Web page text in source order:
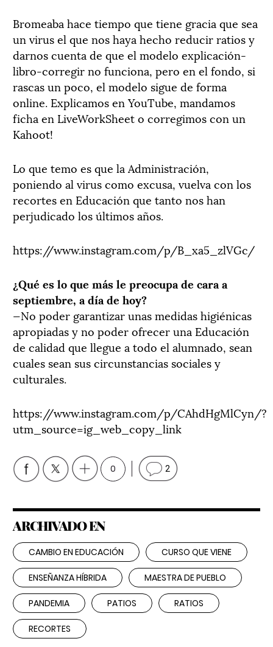
Bromeaba hace tiempo que tiene gracia que sea
un virus el que nos haya hecho reducir ratios y
darnos cuenta de que el modelo explicación-
libro-corregir no funciona, pero en el fondo, si
rascas un poco, el modelo sigue de forma
online. Explicamos en YouTube, mandamos
ficha en LiveWorkSheet o corregimos con un
Kahoot!
Lo que temo es que la Administración,
poniendo al virus como excusa, vuelva con los
recortes en Educación que tanto nos han
perjudicado los últimos años.
https://www.instagram.com/p/B_xa5_zlVGc/
¿Qué es lo que más le preocupa de cara a
septiembre, a día de hoy?
—No poder garantizar unas medidas higiénicas
apropiadas y no poder ofrecer una Educación
de calidad que llegue a todo el alumnado, sean
cuales sean sus circunstancias sociales y
culturales.
https://www.instagram.com/p/CAhdHgMlCyn/?
utm_source=ig_web_copy_link
0 2
ARCHIVADO EN
CAMBIO EN EDUCACIÓN CURSO QUE VIENE
ENSEÑANZA HÍBRIDA MAESTRA DE PUEBLO
PANDEMIA PATIOS RATIOS
RECORTES